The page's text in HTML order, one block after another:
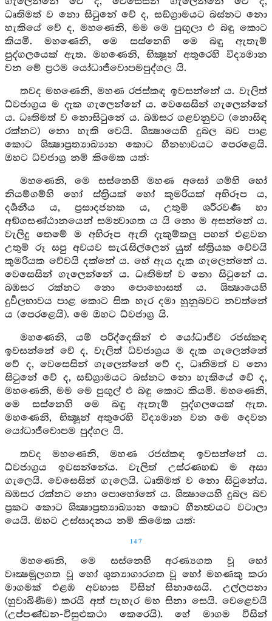
ධෘතිමත් ව නො සිටුනේ වේ ද, සඞ්ග්‍රාමයට බස්නට නො
හැකියේ වේ ද, මහණෙනි, මම මෙ පුඟුලා එ බඳු කොට
කියමි. මහණෙනි, මෙ සස්නෙහි මෙ බඳු ඇතැම්
පුද්ගලයෙක් ඇත. මහණෙනි, භික්‍ෂූන් අතුරෙහි විද්‍යමාන
වන මේ ප්‍රථම යෝධාජීවොපමපුද්ගල යි.
තවද මහණෙනි, මහණ රජස්කඳ ඉවසන්නේ ය. වැලිත්
ධ්වජාග්‍රය ම දැක ගැලෙන්නේ ය. වෙසෙසින් ගැලෙන්නේ
ය. ධෘතිමත් ව නොසිටුනේ ය. බඹසර ගළවනුවට (නොසිඳ
රක්නට) නො හැකි වෙයි. ශික්‍ෂායෙහි දුබල බව පාළ
කොට ශික්‍ෂාප්‍රත්‍යාඛ්‍යාන කොට හීනභාවයට පෙරළෙයි.
ඔහට ධ්වජාග්‍ර නම් කිමෙක යත්:
මහණෙනි, මෙ සස්නෙහි මහණ අසෝ ගම්හි හෝ
නියම්ගම්හි හෝ ස්ත්‍රියක් හෝ කුමරියක් අභිරූප ය,
දර්‍ශනීය ය, ප්‍රසාදජනක ය, උතුම් ශරීරවර්‍ණ හා
අඞ්ගසණ්ඨානයෙන් සමන්‍වාගත ය යි නො ම අසන්නේ ය.
වැලිදු තෙමේ ම අභිරූප ඇති දැකුම්කලු පහන් එළවන
උතුම් රූ සපු අවයව සැරැසිල්ලෙන් යුත් ස්ත්‍රියක වේවයි
කුමරියක වේවයි දක්නේ ය. හේ ඇය දැක ගැලෙන්නේ ය.
වෙසෙසින් ගැලෙන්නේ ය. ධෘතිමත් ව නො සිටුනේ ය.
බඹසර රක්නට නො පොහොසත් ය. ශික්‍ෂායෙහි
දුර්‍වලභාවය පාළ කොට සික හැර දමා හුනුබවට නවත්නේ
ය (පෙරළෙයි). මෙ ඔහට ධ්වජාග්‍ර යි.
මහණෙනි, යම් පරිද්දෙකින් එ යෝධාජීව රජස්කඳ
ඉවසන්නේ වේ ද, වැලිත් ධ්වජාග්‍රය ම දැක ගැලෙන්නේ
වේ ද, වෙසෙසින් ගැලෙන්නේ වේ ද, ධෘතිමත් ව නො
සිටුනේ වේ ද, සඞ්ග්‍රාමයට බස්නට නො හැකියේ වේ ද,
මහණෙනි, මම මෙ පුඟුල් එ බඳු කොට කියමි. මහණෙනි,
මෙ සස්නෙහි මෙ බඳු ඇතැම් පුද්ගලයෙක් ඇත.
මහණෙනි, භික්‍ෂූන් අතුරෙහි විද්‍යමාන වන මෙ දෙවන
යෝධාජීවොපම පුද්ගල යි.
තවද මහණෙනි, මහණ රජස්කඳ ඉවසන්නේ ය.
ධ්වජාග්‍රය ඉවසන්නේය. වැලිත් උස්රණහඬ ම අසා
ගැලෙයි. වෙසෙසින් ගැලෙයි. ධෘතිමත් ව නො සිටුනේය.
බඹසර රක්නට නො පොහෝනේ ය. ශික්‍ෂායෙහි දුබල බව
ප්‍රකට කොට ශික්‍ෂාප්‍රත්‍යාඛ්‍යාන කොට හීනත්‍වයට වටාලා
යෙයි. ඔහට උස්සාදනය නම් කිමෙක යත්:
147
මහණෙනි, මෙ සස්නෙහි අරණ්‍යගත වූ හෝ
වෘක්‍ෂමූලගත වූ හෝ ශුන්‍යාගාරගත වූ හෝ මහණකු කරා
මාගමක් එළඹ අවහාස විසින් සිනාසෙයි. උල්ලපනා
(හුවාබිණීම) කරයි අත් පැහැර මහ සිනා සෙයි. වෙළෙවයි
(උප්පණ්ඩන-විසුළුකථා කෙරෙයි). හේ මාගම විසින්